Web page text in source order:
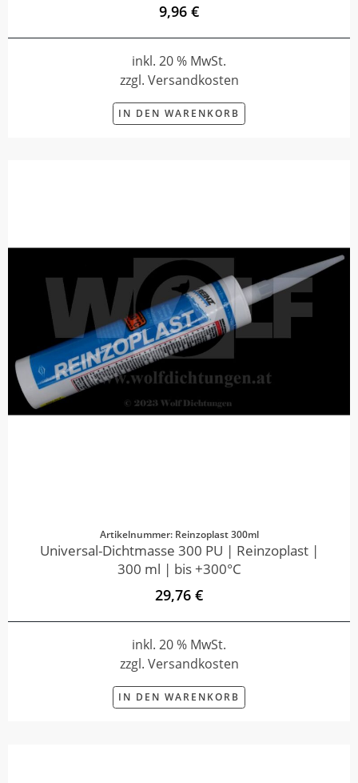
9,96 €
inkl. 20 % MwSt.
zzgl. Versandkosten
IN DEN WARENKORB
Artikelnummer: Reinzoplast 300ml
Universal-Dichtmasse 300 PU | Reinzoplast |
300 ml | bis +300°C
29,76 €
inkl. 20 % MwSt.
zzgl. Versandkosten
IN DEN WARENKORB